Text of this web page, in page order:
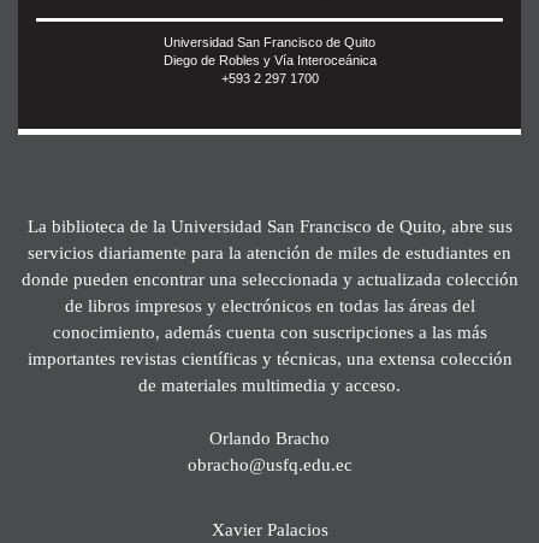
Universidad San Francisco de Quito
Diego de Robles y Vía Interoceánica
+593 2 297 1700
La biblioteca de la Universidad San Francisco de Quito, abre sus
servicios diariamente para la atención de miles de estudiantes en
donde pueden encontrar una seleccionada y actualizada colección
de libros impresos y electrónicos en todas las áreas del
conocimiento, además cuenta con suscripciones a las más
importantes revistas científicas y técnicas, una extensa colección
de materiales multimedia y acceso.
Orlando Bracho
obracho@usfq.edu.ec
Xavier Palacios